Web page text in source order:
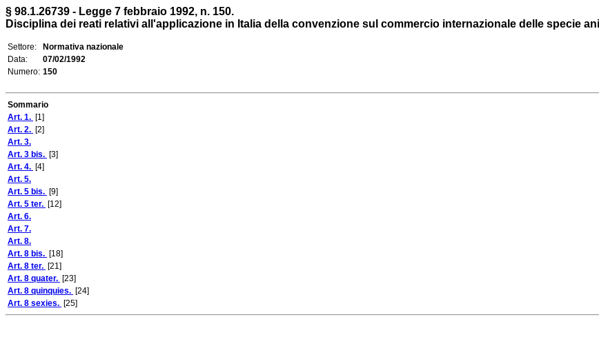
§ 98.1.26739 - Legge 7 febbraio 1992, n. 150.
Disciplina dei reati relativi all'applicazione in Italia della convenzione sul commercio internazionale delle specie
Settore:
Normativa nazionale
Data:
07/02/1992
Numero: 150
Sommario
Art. 1. [1]
Art. 2. [2]
Art. 3.
Art. 3 bis. [3]
Art. 4. [4]
Art. 5.
Art. 5 bis. [9]
Art. 5 ter. [12]
Art. 6.
Art. 7.
Art. 8.
Art. 8 bis. [18]
Art. 8 ter. [21]
Art. 8 quater. [23]
Art. 8 quinquies. [24]
Art. 8 sexies. [25]